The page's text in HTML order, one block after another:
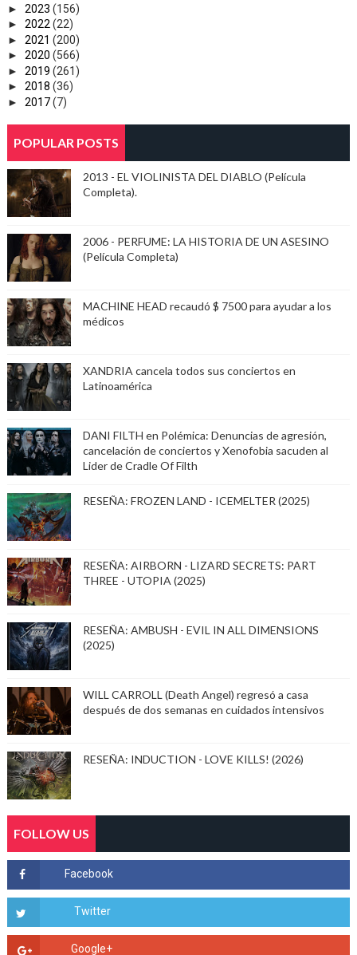
► 2023 (156)
► 2022 (22)
► 2021 (200)
► 2020 (566)
► 2019 (261)
► 2018 (36)
► 2017(7)
POPULAR POSTS
2013 - EL VIOLINISTA DEL DIABLO (Película
Completa).
2006 - PERFUME: LA HISTORIA DE UN ASESINO
(Película Completa)
MACHINE HEAD recaudó $ 7500 para ayudar a los
médicos
XANDRIA cancela todos sus conciertos en
Latinoamérica
DANI FILTH en Polémica: Denuncias de agresión,
cancelación de conciertos y Xenofobia sacuden al
Lider de Cradle Of Filth
RESEÑA: FROZEN LAND - ICEMELTER (2025)
RESEÑA: AIRBORN - LIZARD SECRETS: PART
THREE - UTOPIA (2025)
RESEÑA: AMBUSH - EVIL IN ALL DIMENSIONS
(2025)
WILL CARROLL (Death Angel) regresó a casa
después de dos semanas en cuidados intensivos
RESEÑA: INDUCTION - LOVE KILLS! (2026)
FOLLOW US